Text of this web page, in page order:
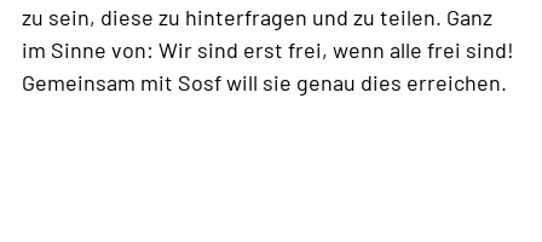
zu sein, diese zu hinterfragen und zu teilen. Ganz
im Sinne von: Wir sind erst frei, wenn alle frei sind!
Gemeinsam mit Sosf will sie genau dies erreichen.